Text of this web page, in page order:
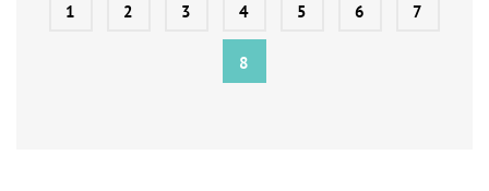
1 2 3 4 5 6 7
8